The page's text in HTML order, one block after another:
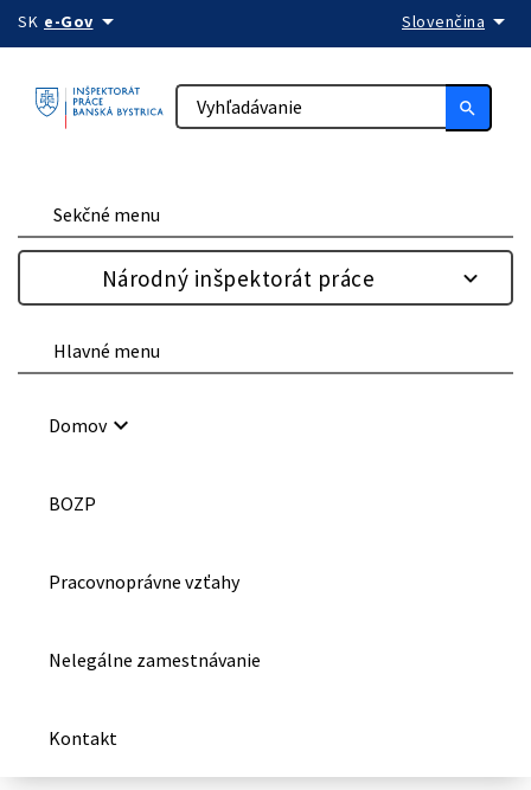
Preskočiť na obsah
SK e-Govarrow_drop_down Slovenčina arrow_drop_down
search
Sekčné menu
Národný inšpektorát práce
Hlavné menu
Domovkeyboard_arrow_down
BOZP
Pracovnoprávne vzťahy
Nelegálne zamestnávanie
Kontakt